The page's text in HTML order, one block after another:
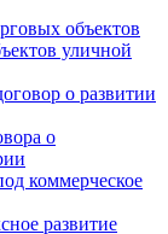
объектов
уличной
о развитии
о
коммерческое
развитие